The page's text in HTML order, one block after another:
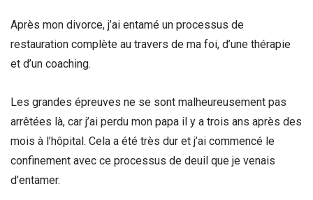
Après mon divorce, j’ai entamé un processus de
restauration complète au travers de ma foi, d’une thérapie
et d’un coaching.
Les grandes épreuves ne se sont malheureusement pas
arrêtées là, car j’ai perdu mon papa il y a trois ans après des
mois à l’hôpital. Cela a été très dur et j’ai commencé le
confinement avec ce processus de deuil que je venais
d’entamer.